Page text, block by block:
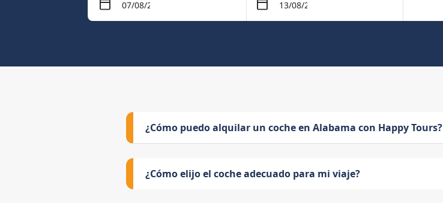
¿Cómo puedo alquilar un coche en Alabama con Happy Tours?
¿Cómo elijo el coche adecuado para mi viaje?